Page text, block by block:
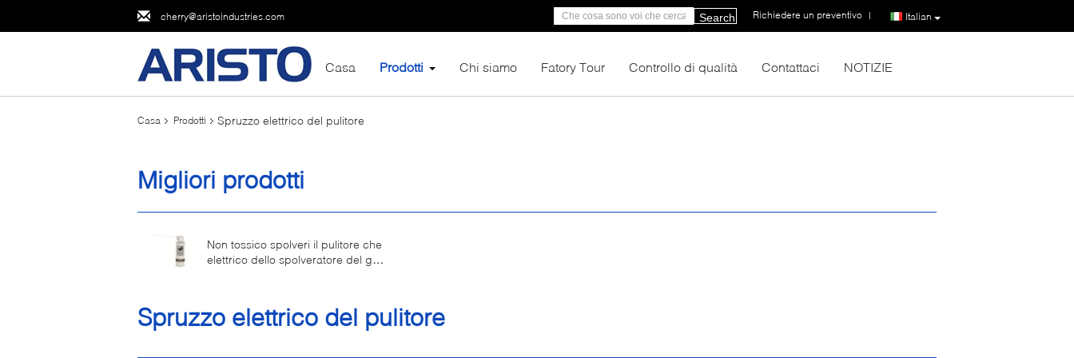
cherry@aristoindustries.com Italian
Richiedere un preventivo |
Search
Casa Prodotti Chi siamo Fatory Tour Controllo di qualità Contattaci NOTIZIE
Casa Prodotti Spruzzo elettrico del pulitore
Migliori prodotti
Non tossico spolveri il pulitore che
elettrico dello spolveratore del gas
Spruzzo elettrico del pulitore